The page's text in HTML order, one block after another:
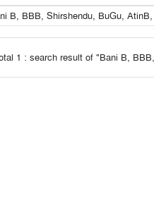
B, BBB, Shirshendu, BuGu, AtinB,
1 : search result of "Bani B,